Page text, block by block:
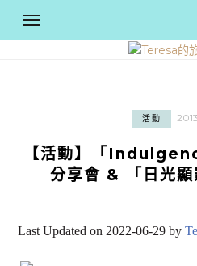
活動
【活動】「
分享會 & 「日光
Last Updated on 2022-06-29 by